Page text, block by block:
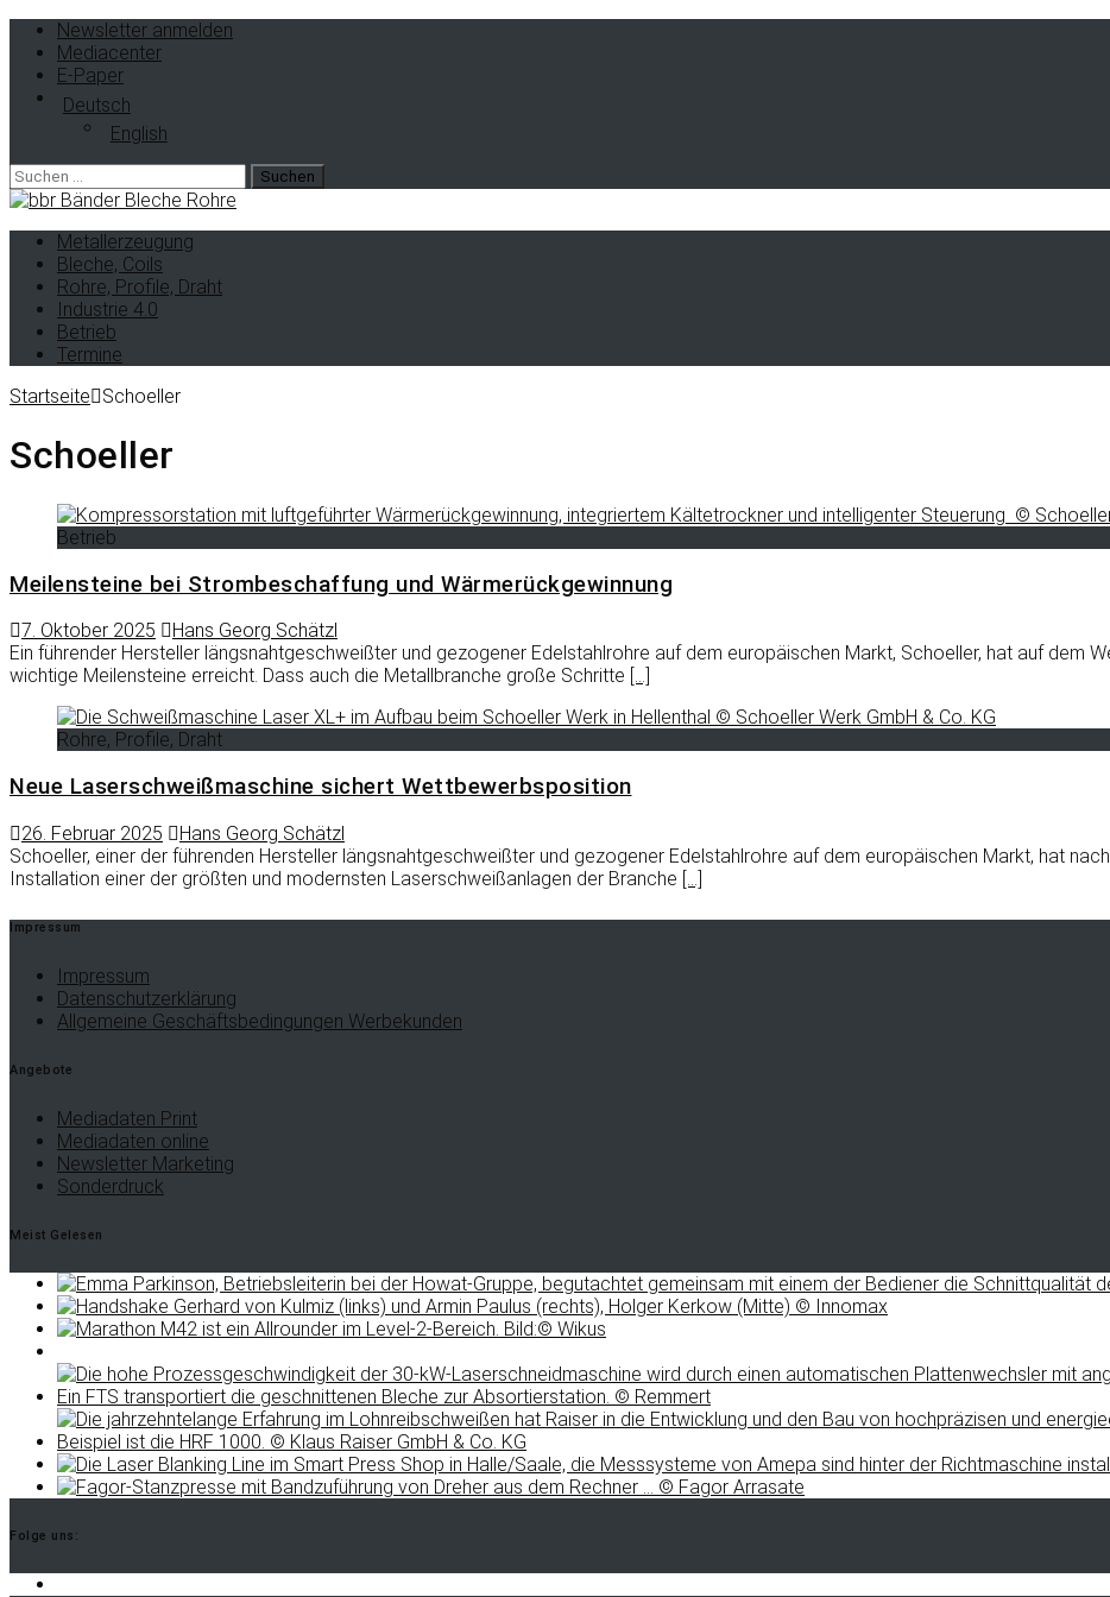
Newsletter anmelden
Mediacenter
E-Paper
Deutsch
English
Metallerzeugung
Bleche, Coils
Rohre, Profile, Draht
Industrie 4.0
Betrieb
Termine
Startseite
Schoeller
Schoeller
Betrieb
Meilensteine bei Strombeschaffung und Wärmerückgewinnung
7. Oktober 2025
Hans Georg Schätzl
Ein führender Hersteller längsnahtgeschweißter und gezogener Edelstahlrohre auf dem europäischen Markt, Schoeller, hat auf dem
wichtige Meilensteine erreicht. Dass auch die Metallbranche große Schritte […]
Rohre, Profile, Draht
Neue Laserschweißmaschine sichert Wettbewerbsposition
26. Februar 2025
Hans Georg Schätzl
Schoeller, einer der führenden Hersteller längsnahtgeschweißter und gezogener Edelstahlrohre auf dem europäischen Markt, hat
Installation einer der größten und modernsten Laserschweißanlagen der Branche […]
Impressum
Impressum
Datenschutzerklärung
Allgemeine Geschäftsbedingungen Werbekunden
Angebote
Mediadaten Print
Mediadaten online
Newsletter Marketing
Sonderdruck
Meist Gelesen
Folge uns: